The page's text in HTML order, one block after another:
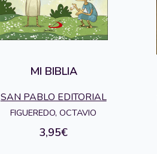
MI BIBLIA
SAN PABLO EDITORIAL
FIGUEREDO, OCTAVIO
3,95€